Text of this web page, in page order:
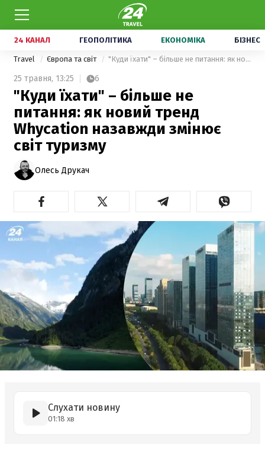
24 КАНАЛ ГЕОПОЛІТИКА ЕКОНОМІКА БІЗНЕС
Travel Європа та світ "Куди їхати" – більше не питання: як новий тренд Whycation назавжди змінює світ туризму
25 травня, 13:25 6
"Куди їхати" – більше не
питання: як новий тренд
Whycation назавжди змінює
світ туризму
Олесь Друкач
Слухати новину
01:18 хв